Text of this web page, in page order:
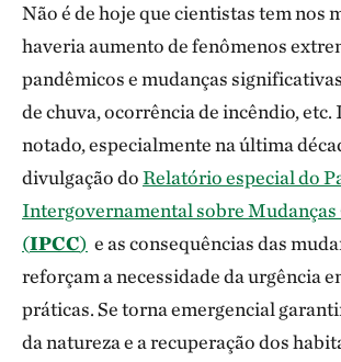
Não é de hoje que cientistas tem nos
haveria aumento de fenômenos
pandêmicos e mudanças
de chuva, ocorrência de incêndio, etc.
notado, especialmente na última
divulgação doRelatório especial do
Intergovernamental sobre Mudanças
(IPCC) e as consequências das
reforçam a necessidade da urgência
práticas. Se torna emergencial
da natureza e a recuperação dos